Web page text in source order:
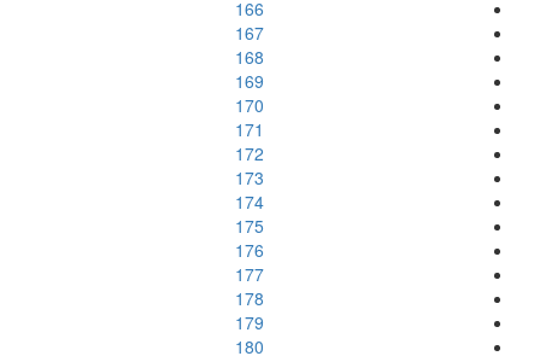
166
167
168
169
170
171
172
173
174
175
176
177
178
179
180